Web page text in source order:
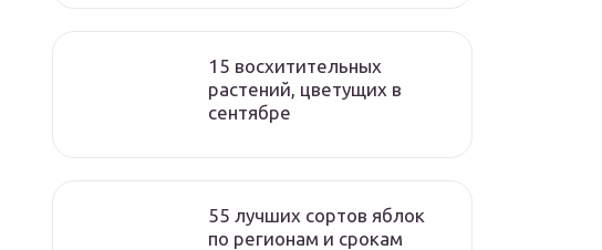
15 восхитительных
растений, цветущих в
сентябре
55 лучших сортов яблок
по регионам и срокам